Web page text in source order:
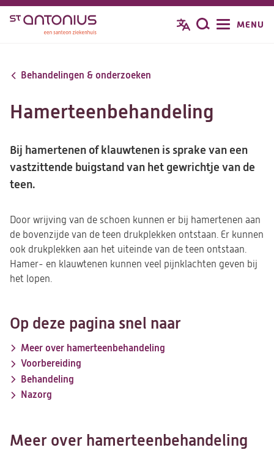
Overslaan
inhoud
Zoeken
MENU
Behandelingen & onderzoeken
Hamerteenbehandeling
Bij hamertenen of klauwtenen is sprake van een
vastzittende buigstand van het gewrichtje van de
teen.
Door wrijving van de schoen kunnen er bij hamertenen aan
de bovenzijde van de teen drukplekken ontstaan. Er kunnen
ook drukplekken aan het uiteinde van de teen ontstaan.
Hamer- en klauwtenen kunnen veel pijnklachten geven bij
het lopen.
Op deze pagina snel naar
Meer over hamerteenbehandeling
Voorbereiding
Behandeling
Nazorg
Meer over hamerteenbehandeling